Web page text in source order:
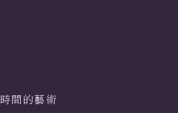
間的藝術